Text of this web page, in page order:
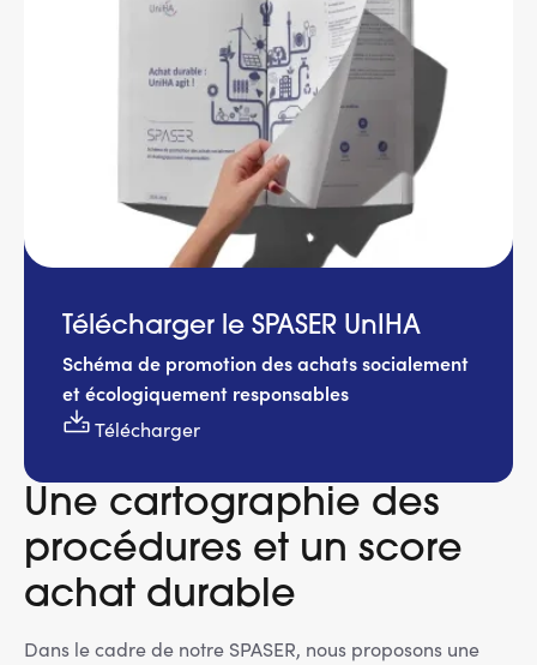
Télécharger le SPASER UnIHA
Schéma de promotion des achats socialement
et écologiquement responsables
Télécharger
Une cartographie des
procédures et un score
achat durable
Dans le cadre de notre SPASER, nous proposons une